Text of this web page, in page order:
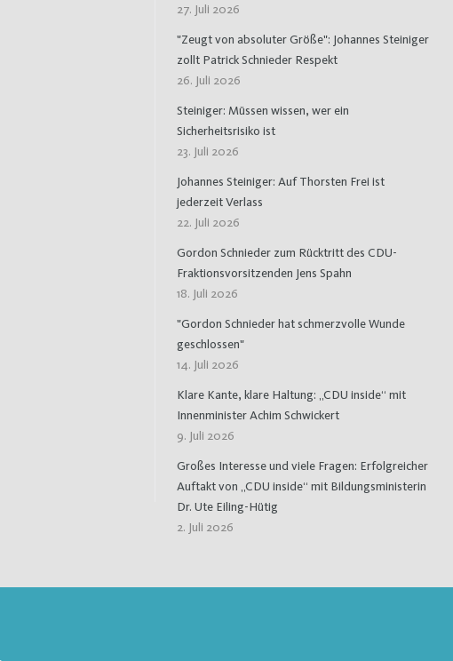
27. Juli 2026
"Zeugt von absoluter Größe": Johannes Steiniger
zollt Patrick Schnieder Respekt
26. Juli 2026
Steiniger: Müssen wissen, wer ein
Sicherheitsrisiko ist
23. Juli 2026
Johannes Steiniger: Auf Thorsten Frei ist
jederzeit Verlass
22. Juli 2026
Gordon Schnieder zum Rücktritt des CDU-
Fraktionsvorsitzenden Jens Spahn
18. Juli 2026
"Gordon Schnieder hat schmerzvolle Wunde
geschlossen"
14. Juli 2026
Klare Kante, klare Haltung: „CDU inside“ mit
Innenminister Achim Schwickert
9. Juli 2026
Großes Interesse und viele Fragen: Erfolgreicher
Auftakt von „CDU inside“ mit Bildungsministerin
Dr. Ute Eiling-Hütig
2. Juli 2026